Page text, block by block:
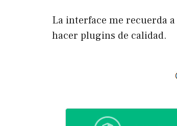
La interface me recuerda a
hacer plugins de calidad.